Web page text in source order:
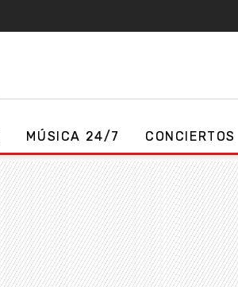
MÚSICA 24/7 CONCIERTOS